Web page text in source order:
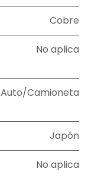
Cobre
No aplica
Auto/Camioneta
Japón
No aplica